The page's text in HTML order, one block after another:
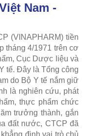
Nam -
(VINAPHARM) tiền
tháng 4/1971 trên cơ
Cục Dược liệu và
tế. Đây là Tổng công
do Bộ Y tế nắm giữ
là nghiên cứu, phát
thực phẩm chức
trưởng thành, gắn
đất nước, CTCP đã
định vai trò chủ